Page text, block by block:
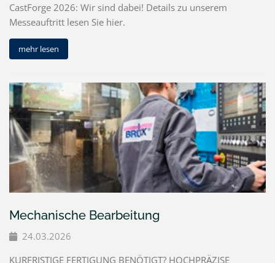
CastForge 2026: Wir sind dabei! Details zu unserem
Messeauftritt lesen Sie hier.
mehr lesen
Mechanische Bearbeitung
24.03.2026
KURFRISTIGE FERTIGUNG BENÖTIGT? HOCHPRÄZISE